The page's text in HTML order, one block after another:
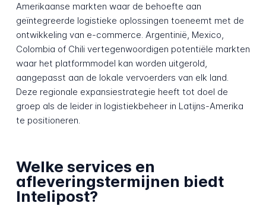
Amerikaanse markten waar de behoefte aan
geïntegreerde logistieke oplossingen toeneemt met de
ontwikkeling van e-commerce. Argentinië, Mexico,
Colombia of Chili vertegenwoordigen potentiële markten
waar het platformmodel kan worden uitgerold,
aangepasst aan de lokale vervoerders van elk land.
Deze regionale expansiestrategie heeft tot doel de
groep als de leider in logistiekbeheer in Latijns-Amerika
te positioneren.
Welke services en
afleveringstermijnen biedt
Intelipost?